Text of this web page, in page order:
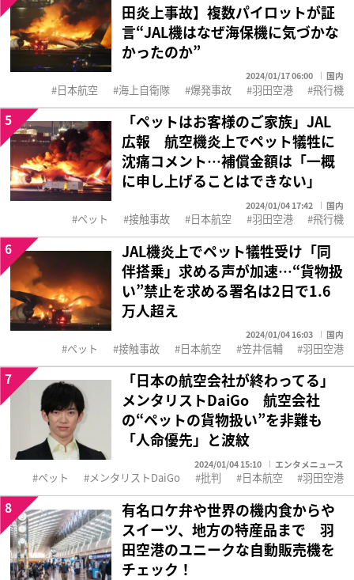
田炎上事故】複数パイロットが証
言“JAL機はなぜ海保機に気づかな
かったのか”
2024/01/17 06:00 国内
日本航空 海上自衛隊 爆発事故 羽田空港 飛行機
「ペットはお客様のご家族」JAL
広報 航空機炎上でペット犠牲に
沈痛コメント…補償金額は「一概
に申し上げることはできない」
2024/01/04 17:42 国内
5
ペット 接触事故 日本航空 羽田空港 飛行機
JAL機炎上でペット犠牲受け「同
伴搭乗」求める声が加速…“貨物扱
い”禁止を求める署名は2日で1.6
万人超え
2024/01/04 16:03 国内
6
ペット 接触事故 日本航空 笠井信輔 羽田空港
「日本の航空会社が終わってる」
メンタリストDaiGo 航空会社
の“ペットの貨物扱い”を非難も
「人命優先」と波紋
2024/01/04 15:10 エンタメニュース
7
ペット メンタリストDaiGo 批判 日本航空 羽田空港
有名ロケ弁や世界の機内食からや
スイーツ、地方の特産品まで 羽
田空港のユニークな自動販売機を
チェック！
8